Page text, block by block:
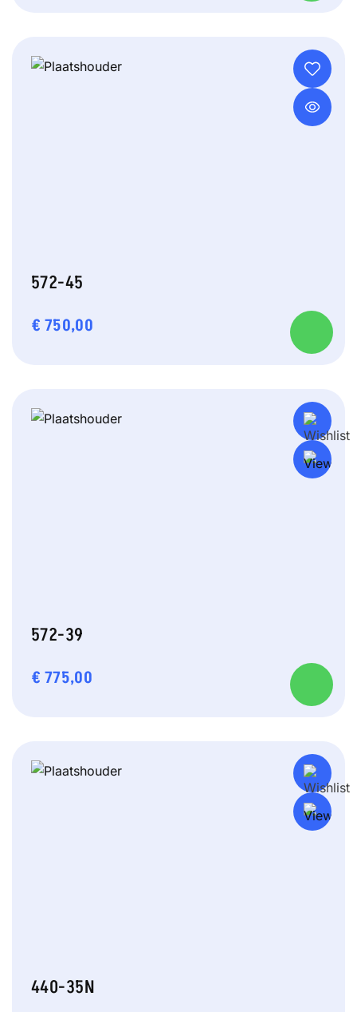
572-45
€ 750,00
572-39
€ 775,00
440-35N